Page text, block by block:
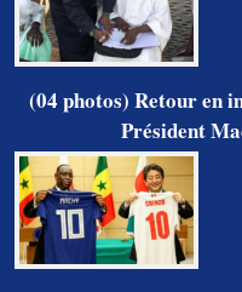
(04 photos) Retour en
Président